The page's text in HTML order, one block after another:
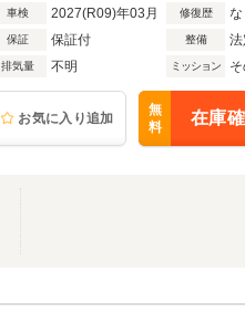
車検 2027(R09)年03月 修復歴 な
保証 保証付 整備
排気量 不明 ミッション
お気に入り追加
無
料
在庫